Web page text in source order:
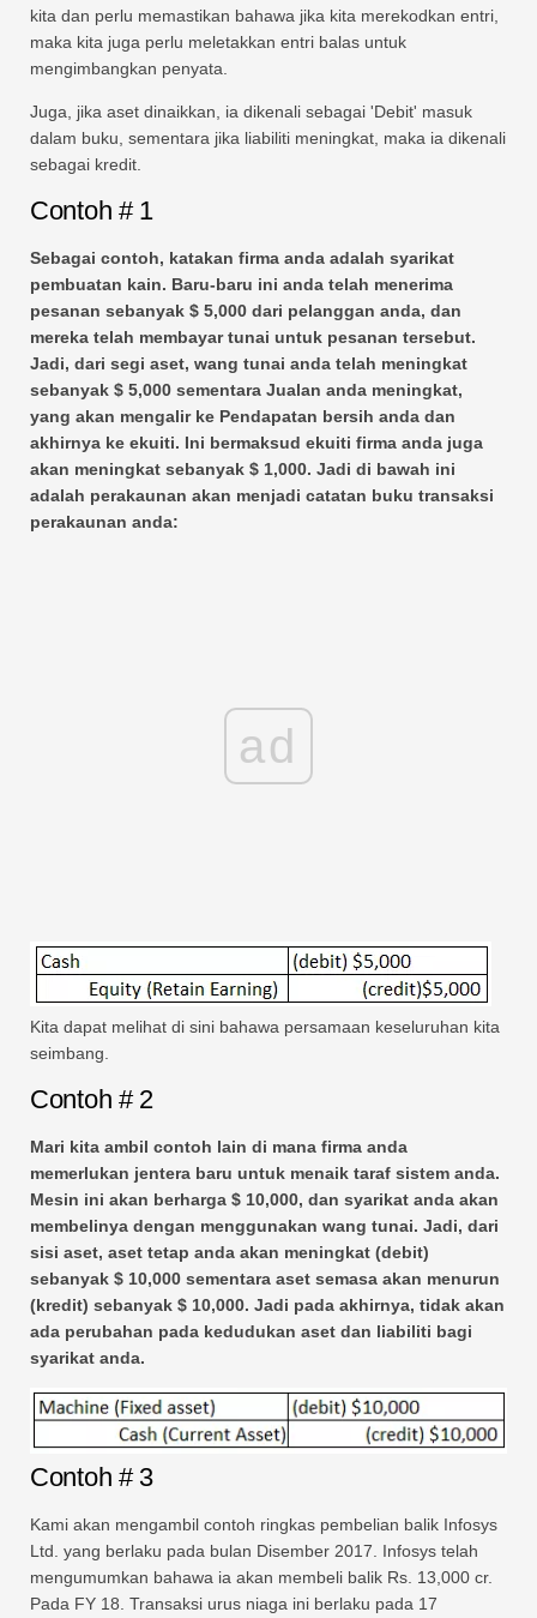
kita dan perlu memastikan bahawa jika kita merekodkan entri,
maka kita juga perlu meletakkan entri balas untuk
mengimbangkan penyata.
Juga, jika aset dinaikkan, ia dikenali sebagai 'Debit' masuk
dalam buku, sementara jika liabiliti meningkat, maka ia dikenali
sebagai kredit.
Contoh # 1
Sebagai contoh, katakan firma anda adalah syarikat
pembuatan kain. Baru-baru ini anda telah menerima
pesanan sebanyak $ 5,000 dari pelanggan anda, dan
mereka telah membayar tunai untuk pesanan tersebut.
Jadi, dari segi aset, wang tunai anda telah meningkat
sebanyak $ 5,000 sementara Jualan anda meningkat,
yang akan mengalir ke Pendapatan bersih anda dan
akhirnya ke ekuiti. Ini bermaksud ekuiti firma anda juga
akan meningkat sebanyak $ 1,000. Jadi di bawah ini
adalah perakaunan akan menjadi catatan buku transaksi
perakaunan anda:
ad
Kita dapat melihat di sini bahawa persamaan keseluruhan kita
seimbang.
Contoh # 2
Mari kita ambil contoh lain di mana firma anda
memerlukan jentera baru untuk menaik taraf sistem anda.
Mesin ini akan berharga $ 10,000, dan syarikat anda akan
membelinya dengan menggunakan wang tunai. Jadi, dari
sisi aset, aset tetap anda akan meningkat (debit)
sebanyak $ 10,000 sementara aset semasa akan menurun
(kredit) sebanyak $ 10,000. Jadi pada akhirnya, tidak akan
ada perubahan pada kedudukan aset dan liabiliti bagi
syarikat anda.
Contoh # 3
Kami akan mengambil contoh ringkas pembelian balik Infosys
Ltd. yang berlaku pada bulan Disember 2017. Infosys telah
mengumumkan bahawa ia akan membeli balik Rs. 13,000 cr.
Pada FY 18. Transaksi urus niaga ini berlaku pada 17